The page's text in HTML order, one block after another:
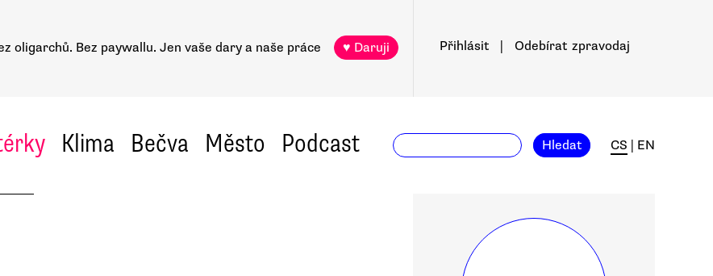
oligarchů. Bez paywallu. Jen vaše dary a naše práce ♥ Daruji Přihlásit Odebírat zpravodaj
Klima Bečva Město Podcast Hledat CS EN